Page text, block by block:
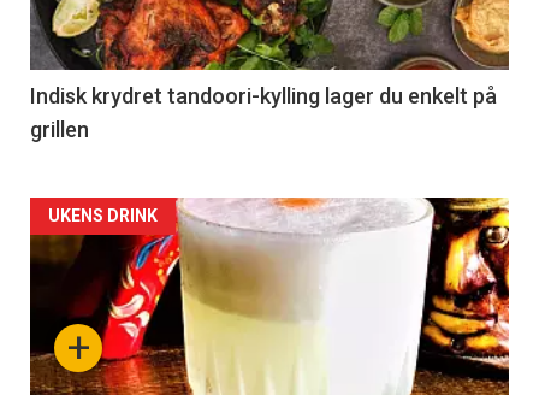
Indisk krydret tandoori-kylling lager du enkelt på
grillen
Forsiden
akkurat
nå
-
+
UKENS DRINK